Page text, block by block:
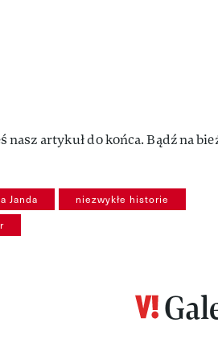
nasz artykuł do końca. Bądź na
Janda niezwykłe historie